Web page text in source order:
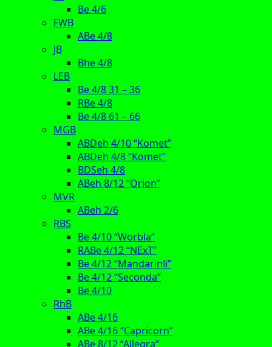
Be 4/6
FWB
ABe 4/8
JB
Bhe 4/8
LEB
Be 4/8 31 – 36
RBe 4/8
Be 4/8 61 – 66
MGB
ABDeh 4/10 “Komet”
ABDeh 4/8 “Komet”
BDSeh 4/8
ABeh 8/12 “Orion”
MVR
ABeh 2/6
RBS
Be 4/10 “Worbla”
RABe 4/12 “NExT”
Be 4/12 “Mandarinli”
Be 4/12 “Seconda”
Be 4/10
RhB
ABe 4/16
ABe 4/16 “Capricorn”
ABe 8/12 “Allegra”